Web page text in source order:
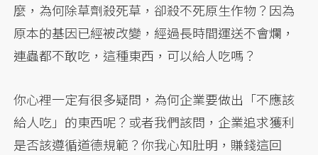
麼，為何除草劑殺死草，卻殺不死原生作物？因為
原本的基因已經被改變，經過長時間運送不會爛，
連蟲都不敢吃，這種東西，可以給人吃嗎？
你心裡一定有很多疑問，為何企業要做出「不應該
給人吃」的東西呢？或者我們該問，企業追求獲利
是否該遵循道德規範？你我心知肚明，賺錢這回